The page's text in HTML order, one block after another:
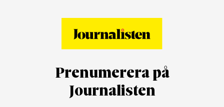
Prenumerera på
Journalisten